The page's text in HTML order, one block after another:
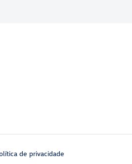
de privacidade